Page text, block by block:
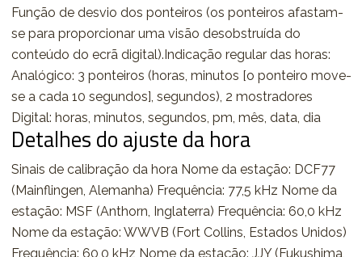
Função de desvio dos ponteiros (os ponteiros afastam-
se para proporcionar uma visão desobstruída do
conteúdo do ecrã digital).Indicação regular das horas:
Analógico: 3 ponteiros (horas, minutos [o ponteiro move-
se a cada 10 segundos], segundos), 2 mostradores
Digital: horas, minutos, segundos, pm, mês, data, dia
Detalhes do ajuste da hora
Sinais de calibração da hora Nome da estação: DCF77
(Mainflingen, Alemanha) Frequência: 77,5 kHz Nome da
estação: MSF (Anthorn, Inglaterra) Frequência: 60,0 kHz
Nome da estação: WWVB (Fort Collins, Estados Unidos)
Frequência: 60,0 kHz Nome da estação: JJY (Fukushima,